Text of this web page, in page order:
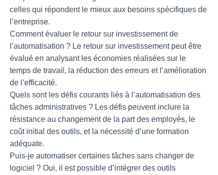
celles qui répondent le mieux aux besoins spécifiques de
l’entreprise.
Comment évaluer le retour sur investissement de
l’automatisation ? Le retour sur investissement peut être
évalué en analysant les économies réalisées sur le
temps de travail, la réduction des erreurs et l’amélioration
de l’efficacité.
Quels sont les défis courants liés à l’automatisation des
tâches administratives ? Les défis peuvent inclure la
résistance au changement de la part des employés, le
coût initial des outils, et la nécessité d’une formation
adéquate.
Puis-je automatiser certaines tâches sans changer de
logiciel ? Oui, il est possible d’intégrer des outils